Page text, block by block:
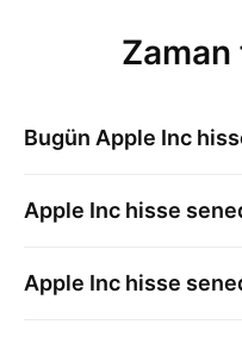
Zaman
Bugün Apple Inc
Apple Inc hisse
Apple Inc hisse